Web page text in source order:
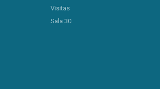
Visitas
Sala 30